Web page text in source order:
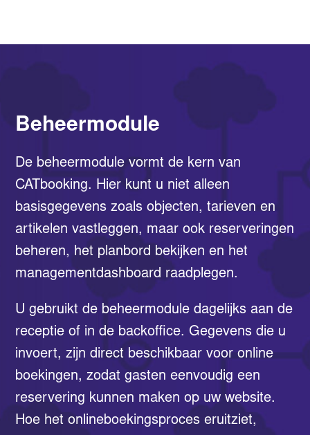
Beheermodule
De beheermodule vormt de kern van
CATbooking. Hier kunt u niet alleen
basisgegevens zoals objecten, tarieven en
artikelen vastleggen, maar ook reserveringen
beheren, het planbord bekijken en het
managementdashboard raadplegen.
U gebruikt de beheermodule dagelijks aan de
receptie of in de backoffice. Gegevens die u
invoert, zijn direct beschikbaar voor online
boekingen, zodat gasten eenvoudig een
reservering kunnen maken op uw website.
Hoe het onlineboekingsproces eruitziet,